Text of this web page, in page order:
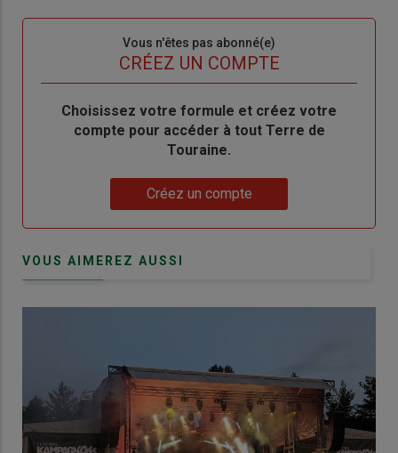
Vous n'êtes pas abonné(e)
CRÉEZ UN COMPTE
BodyChoisissez votre formule et créez votre
compte pour accéder à tout Terre de
Touraine.
Créez un compte
VOUS AIMEREZ AUSSI